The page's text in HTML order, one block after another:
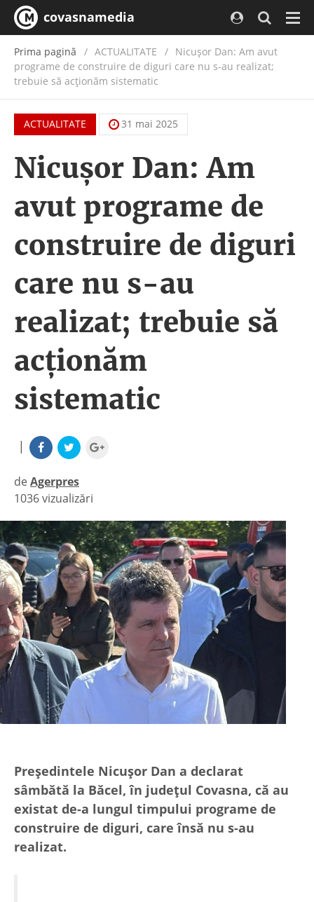
covasnamedia
Prima pagină ACTUALITATE / Nicuşor Dan: Am avut
programe de construire de diguri care nu s-au realizat;
trebuie să acţionăm sistematic
ACTUALITATE 31 mai 2025
Nicuşor Dan: Am
avut programe de
construire de diguri
care nu s-au
realizat; trebuie să
acţionăm
sistematic
|
deAgerpres
|
1036 vizualizări
Preşedintele Nicuşor Dan a declarat
sâmbătă la Băcel, în judeţul Covasna, că au
existat de-a lungul timpului programe de
construire de diguri, care însă nu s-au
realizat.